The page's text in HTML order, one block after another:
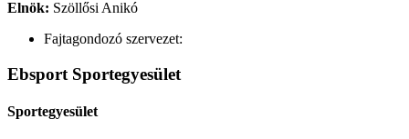
Elnök: Szöllősi Anikó
Fajtagondozó szervezet:
Ebsport Sportegyesület
Sportegyesület